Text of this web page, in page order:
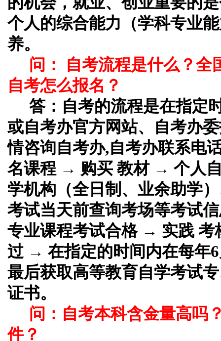
个人的综合能力（学科专业
养。
问： 自考流程是什么？全
自考怎么报名？
答： 自考的流程是在指定
或自考办官方网站、自考办
情咨询自考办,自考办联系电
名课程 → 购买 教材 → 个人
学机构（全日制、业余助学
考试当天前查询考场等考试
专业课程考试合格 → 实践
过 → 在指定的时间内在每年
最后获取高等教育自学考试
证书。
问：自考本科含金量高吗
件？